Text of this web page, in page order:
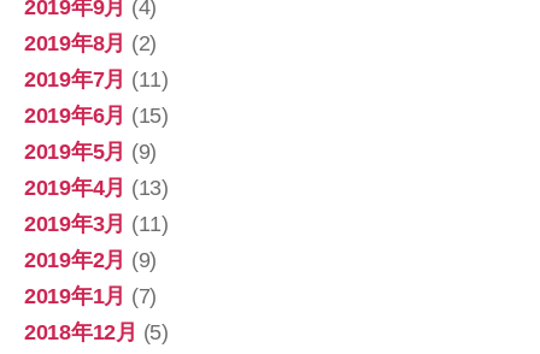
2019年9月 (4)
2019年8月 (2)
2019年7月 (11)
2019年6月 (15)
2019年5月 (9)
2019年4月 (13)
2019年3月 (11)
2019年2月 (9)
2019年1月 (7)
2018年12月 (5)